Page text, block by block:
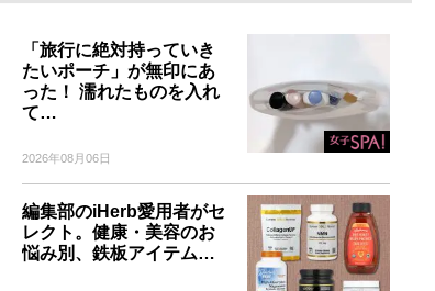
「旅行に絶対持っていき
たいポーチ」が無印にあ
った！ 濡れたものを入れ
て…
2026年08月06日
編集部のiHerb愛用者がセ
レクト。健康・美容のお
悩み別、鉄板アイテム…